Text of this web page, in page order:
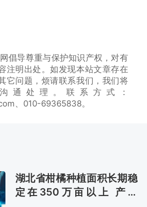
倡导尊重与保护知识产权，对有
注明出处。如发现本站文章存在
它问题，烦请联系我们，我们将
通处理。联系方式：
、010-69365838。
湖北省柑橘种植面积长期稳
定在350万亩以上 产量